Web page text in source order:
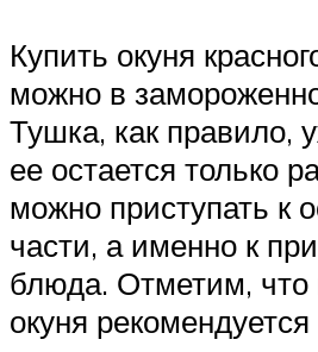
Купить окуня
можно в
Тушка, как правило,
ее остается только
можно приступать к
части, а именно к
блюда. Отметим, что
окуня рекомендуется